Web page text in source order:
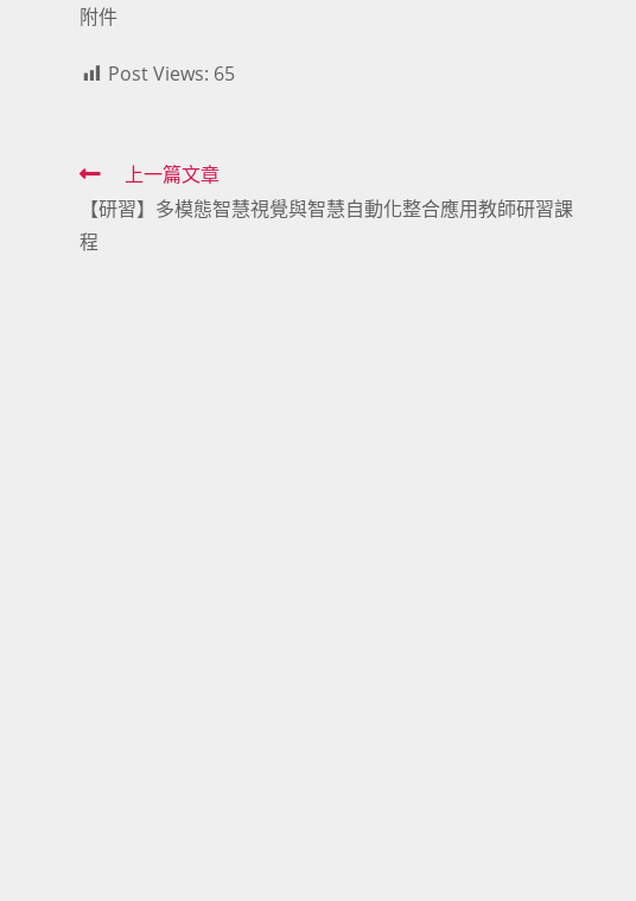
附件
Post Views: 65
Read
more
articles
上一篇文章
【研習】多模態智慧視覺與智慧自動化整合應用教師研習課
程